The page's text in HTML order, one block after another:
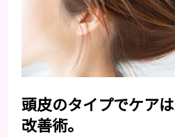
頭皮のタイプでケア
改善術。